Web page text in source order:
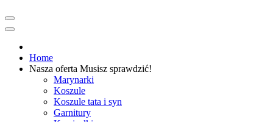
Home
Nasza oferta Musisz sprawdzić!
Marynarki
Koszule
Koszule tata i syn
Garnitury